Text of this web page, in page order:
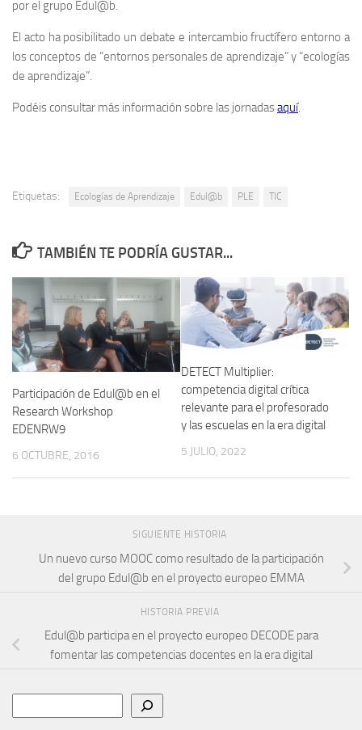
por el grupo Edul@b.
El acto ha posibilitado un debate e intercambio fructífero entorno a
los conceptos de “entornos personales de aprendizaje” y “ecologías
de aprendizaje”.
Podéis consultar más información sobre las jornadasaquí.
Etiquetas: Ecologías de Aprendizaje Edul@b PLE TIC
TAMBIÉN TE PODRÍA GUSTAR...
Participación de Edul@b en el
Research Workshop
EDENRW9
6 OCTUBRE, 2016
DETECT Multiplier:
competencia digital crítica
relevante para el profesorado
y las escuelas en la era digital
5 JULIO, 2022
SIGUIENTE HISTORIA
Un nuevo curso MOOC como resultado de la participación
del grupo Edul@b en el proyecto europeo EMMA
HISTORIA PREVIA
Edul@b participa en el proyecto europeo DECODE para
fomentar las competencias docentes en la era digital